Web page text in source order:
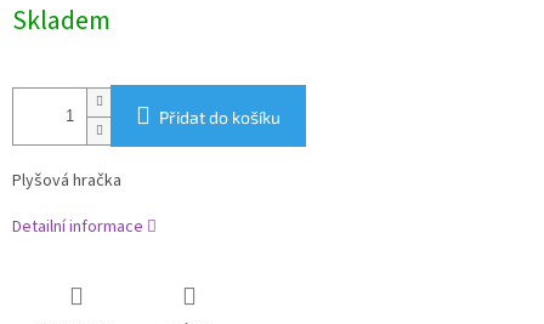
cena:
Skladem
Přidat do košíku
Plyšová hračka
Detailní informace